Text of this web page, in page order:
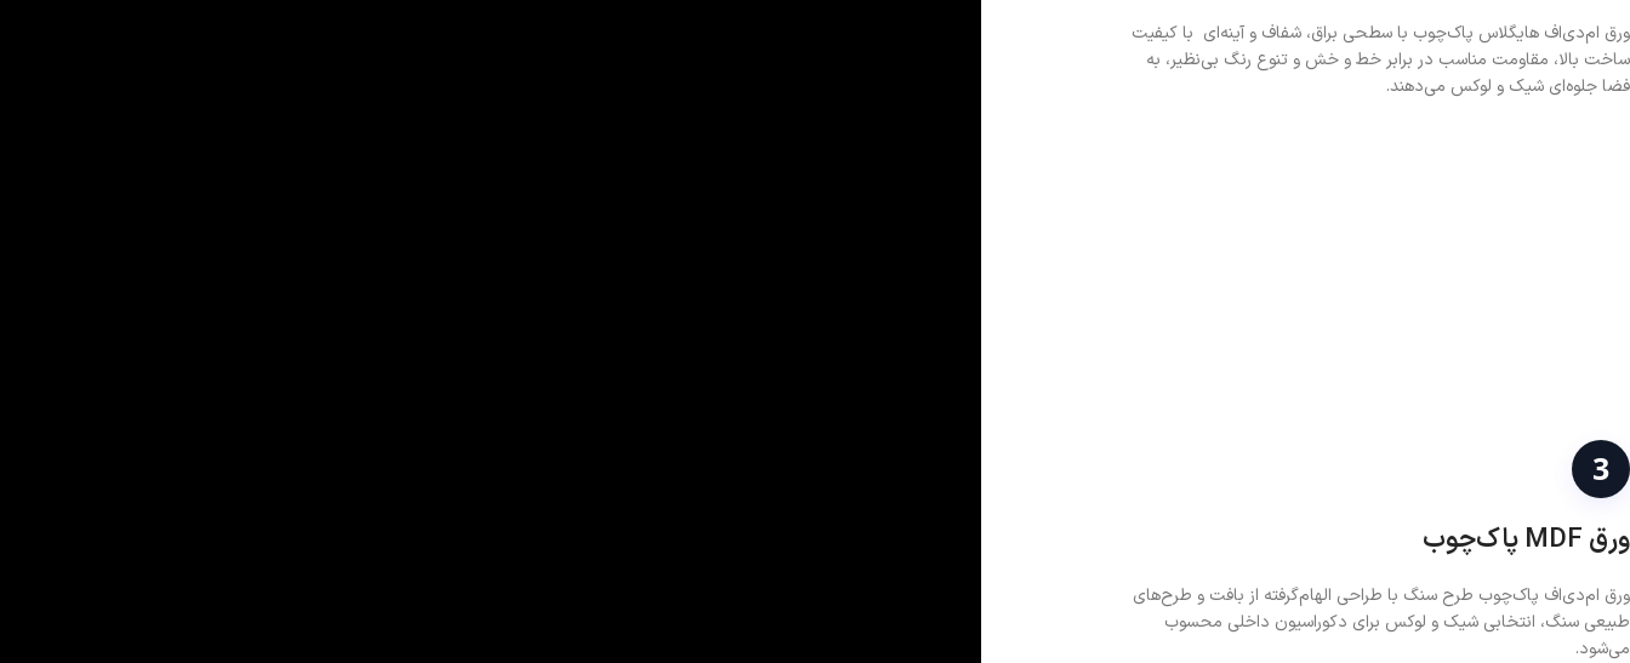
ورق ام‌دی‌اف هایگلاس پاک‌چوب با سطحی براق، شفاف و آینه‌ای با کیفیت
ساخت بالا، مقاومت مناسب در برابر خط و خش و تنوع رنگ بی‌نظیر، به
فضا جلوه‌ای شیک و لوکس می‌دهند.
ورق MDF پاک‌چوب
ورق ام‌دی‌اف پاک‌چوب طرح سنگ با طراحی الهام‌گرفته از بافت و طرح‌های
طبیعی سنگ، انتخابی شیک و لوکس برای دکوراسیون داخلی محسوب
می‌شود.